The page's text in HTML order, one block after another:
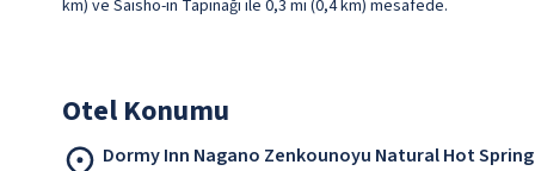
km) ve Saisho-in Tapınağı ile 0,3 mi (0,4 km) mesafede.
Otel Konumu
Dormy Inn Nagano Zenkounoyu Natural Hot Spring